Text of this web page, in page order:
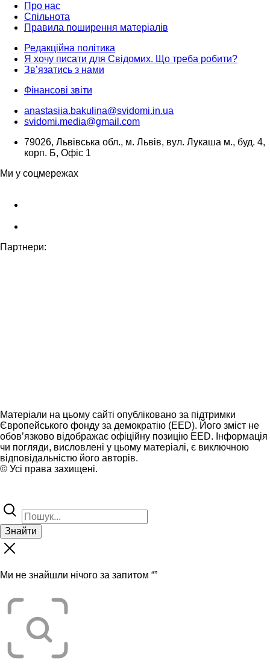
Про нас
Спільнота
Правила поширення матеріалів
Редакційна політика
Я хочу писати для Свідомих. Що треба робити?
Зв’язатись з нами
Фінансові звіти
anastasiia.bakulina@svidomi.in.ua
svidomi.media@gmail.com
79026, Львівська обл., м. Львів, вул. Лукаша м., буд. 4,
корп. Б, Офіс 1
Ми у соцмережах
Партнери:
Матеріали на цьому сайті опубліковано за підтримки
Європейського фонду за демократію (EED). Його зміст не
обов’язково відображає офіційну позицію EED. Інформація
чи погляди, висловлені у цьому матеріалі, є виключною
відповідальністю його авторів.
© Усі права захищені.
Знайти
Ми не знайшли нічого за запитом “”